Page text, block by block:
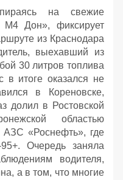
на свежие
Дон», фиксирует
из Краснодара
выехавший из
30 литров топлива
в итоге оказался не
в Кореновске,
долил в Ростовской
областью
АЗС «Роснефть», где
Очередь заняла
водителя,
а в том, что многие